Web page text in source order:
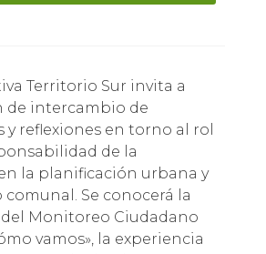
de intercambio de
y reflexiones en torno al rol
de la
la planificación urbana y
Se conocerá la
Monitoreo Ciudadano
vamos», la experiencia